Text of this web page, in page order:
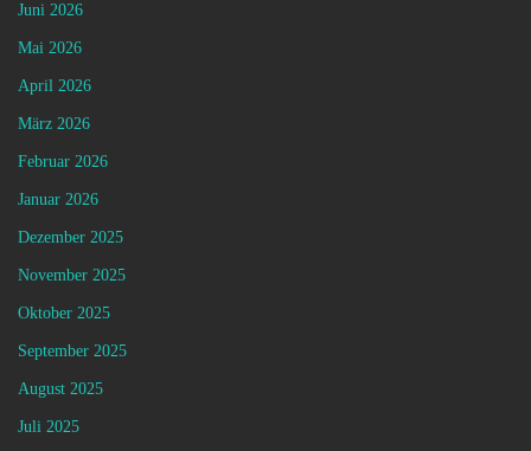
Juni 2026
Mai 2026
April 2026
März 2026
Februar 2026
Januar 2026
Dezember 2025
November 2025
Oktober 2025
September 2025
August 2025
Juli 2025